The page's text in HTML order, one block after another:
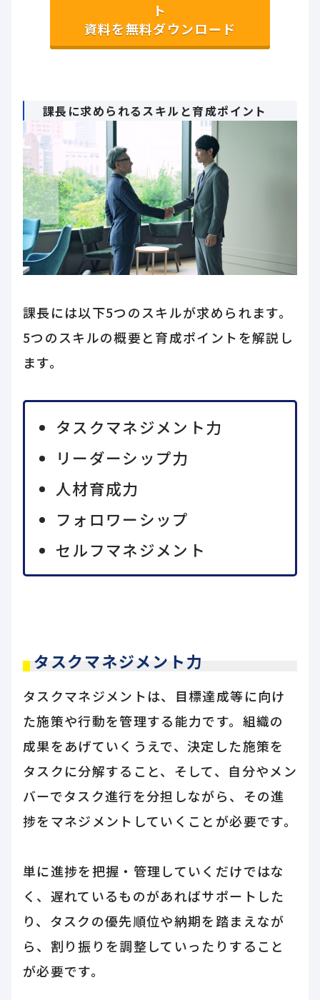
ト
資料を無料ダウンロード
課長に求められるスキルと育成ポイント
課長には以下5つのスキルが求められます。
5つのスキルの概要と育成ポイントを解説し
ます。
タスクマネジメント力
リーダーシップ力
人材育成力
フォロワーシップ
セルフマネジメント
タスクマネジメント力
タスクマネジメントは、目標達成等に向け
た施策や行動を管理する能力です。組織の
成果をあげていくうえで、決定した施策を
タスクに分解すること、そして、自分やメン
バーでタスク進行を分担しながら、その進
捗をマネジメントしていくことが必要です。
単に進捗を把握・管理していくだけではな
く、遅れているものがあればサポートした
り、タスクの優先順位や納期を踏まえなが
ら、割り振りを調整していったりすること
が必要です。